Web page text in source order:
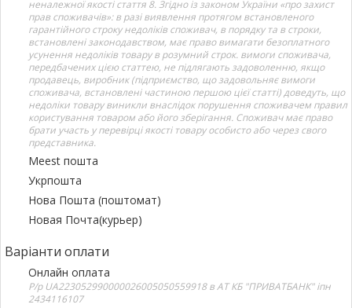
неналежної якості стаття 8. Згідно із законом України «про захист
прав споживачів»: в разі виявлення протягом встановленого
гарантійного строку недоліків споживач, в порядку та в строки,
встановлені законодавством, має право вимагати безоплатного
усунення недоліків товару в розумний строк. вимоги споживача,
передбачених цією статтею, не підлягають задоволенню, якщо
продавець, виробник (підприємство, що задовольняє вимоги
споживача, встановлені частиною першою цієї статті) доведуть, що
недоліки товару виникли внаслідок порушення споживачем правил
користування товаром або його зберігання. Споживач має право
брати участь у перевірці якості товару особисто або через свого
представника.
Meest пошта
Укрпошта
Нова Пошта (поштомат)
Новая Почта(курьер)
Варіанти оплати
Онлайн оплата
Р/р UA223052990000026005050559918 в АТ КБ "ПРИВАТБАНК" іпн
2434116107